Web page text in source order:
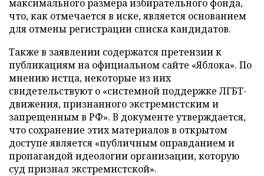
максимального размера избирательного фонда,
что, как отмечается в иске, является основанием
для отмены регистрации списка кандидатов.
Также в заявлении содержатся претензии к
публикациям на официальном сайте «Яблока». По
мнению истца, некоторые из них
свидетельствуют о «системной поддержке ЛГБТ-
движения, признанного экстремистским и
запрещенным в РФ». В документе утверждается,
что сохранение этих материалов в открытом
доступе является «публичным оправданием и
пропагандой идеологии организации, которую
суд признал экстремистской».